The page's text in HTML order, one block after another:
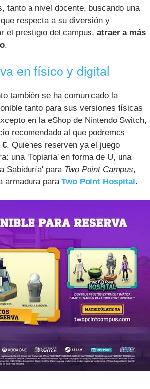
tanto a nivel docente, buscando una
respecta a su diversión y
el prestigio del campus, atraer a más
.
en físico y digital
también se ha comunicado la
tanto para sus versiones físicas
en la eShop de Nintendo Switch,
recomendado al que podremos
€. Quienes reserven ya el juego
una 'Topiaria' en forma de U, una
Sabiduría' para Two Point Campus,
armadura para Two Point Hospital.